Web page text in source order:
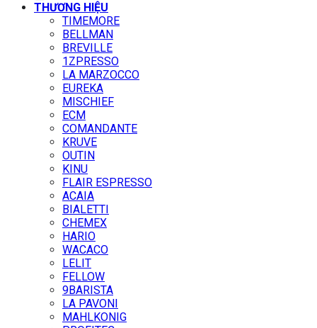
THƯƠNG HIỆU
TIMEMORE
BELLMAN
BREVILLE
1ZPRESSO
LA MARZOCCO
EUREKA
MISCHIEF
ECM
COMANDANTE
KRUVE
OUTIN
KINU
FLAIR ESPRESSO
ACAIA
BIALETTI
CHEMEX
HARIO
WACACO
LELIT
FELLOW
9BARISTA
LA PAVONI
MAHLKONIG